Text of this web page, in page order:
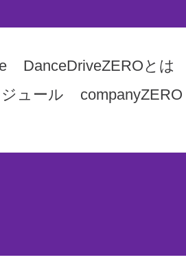
DanceDriveZEROとは
ュール
companyZERO